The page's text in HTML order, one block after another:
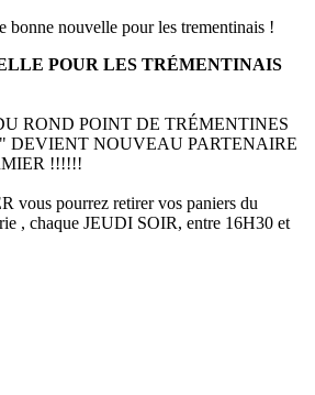
bonne nouvelle pour les trementinais !
POUR LES TRÉMENTINAIS
ROND POINT DE TRÉMENTINES
DEVIENT NOUVEAU PARTENAIRE
!!!!!!
vous pourrez retirer vos paniers du
, chaque JEUDI SOIR, entre 16H30 et